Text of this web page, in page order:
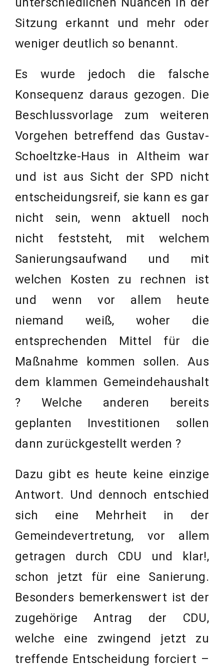
Sitzung erkannt und mehr oder
weniger deutlich so benannt.
Es wurde jedoch die falsche
Konsequenz daraus gezogen. Die
Beschlussvorlage zum weiteren
Vorgehen betreffend das Gustav-
Schoeltzke-Haus in Altheim war
und ist aus Sicht der SPD nicht
entscheidungsreif, sie kann es gar
nicht sein, wenn aktuell noch
nicht feststeht, mit welchem
Sanierungsaufwand und mit
welchen Kosten zu rechnen ist
und wenn vor allem heute
niemand weiß, woher die
entsprechenden Mittel für die
Maßnahme kommen sollen. Aus
dem klammen Gemeindehaushalt
? Welche anderen bereits
geplanten Investitionen sollen
dann zurückgestellt werden ?
Dazu gibt es heute keine einzige
Antwort. Und dennoch entschied
sich eine Mehrheit in der
Gemeindevertretung, vor allem
getragen durch CDU und klar!,
schon jetzt für eine Sanierung.
Besonders bemerkenswert ist der
zugehörige Antrag der CDU,
welche eine zwingend jetzt zu
treffende Entscheidung forciert –